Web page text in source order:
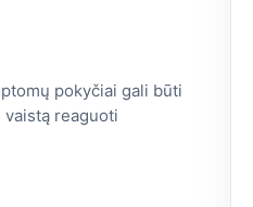
pokyčiai gali būti
reaguoti